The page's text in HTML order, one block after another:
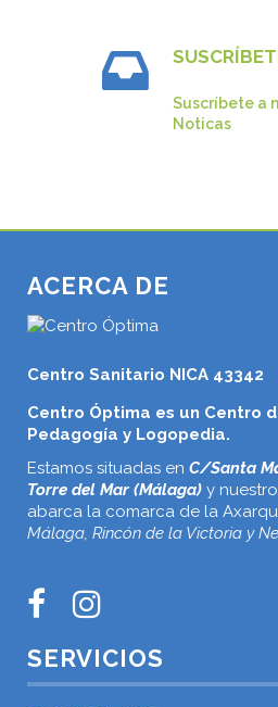
Suscríbete a
Noticas
ACERCA DE
Centro Sanitario NICA 43342
Centro Óptima es un Centro
Pedagogía y Logopedia.
Estamos situadas en C/Santa
Torre del Mar (Málaga) y
abarca la comarca de la
Málaga, Rincón de la Victoria y
SERVICIOS